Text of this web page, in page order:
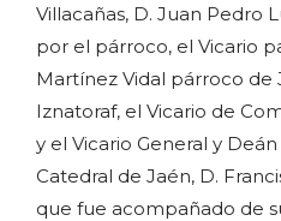
Villacañas, D. Juan Pedro
por el párroco, el Vicario
Martínez Vidal párroco de
Iznatoraf, el Vicario de
y el Vicario General y
Catedral de Jaén, D.
que fue acompañado de